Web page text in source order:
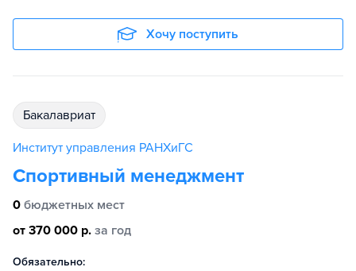
Хочу поступить
бакалавриат
Институт управления РАНХиГС
Спортивный менеджмент
0 бюджетных мест
от 370 000 р. за год
Обязательно: